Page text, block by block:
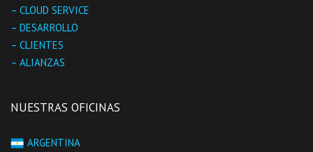
– CLOUD SERVICE
– DESARROLLO
– CLIENTES
– ALIANZAS
NUESTRAS OFICINAS
ARGENTINA